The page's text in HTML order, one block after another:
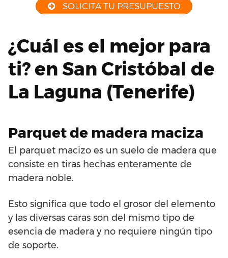
SOLICITA TU PRESUPUESTO
¿Cuál es el mejor para
ti? en San Cristóbal de
La Laguna (Tenerife)
Parquet de madera maciza
El parquet macizo es un suelo de madera que
consiste en tiras hechas enteramente de
madera noble.
Esto significa que todo el grosor del elemento
y las diversas caras son del mismo tipo de
esencia de madera y no requiere ningún tipo
de soporte.